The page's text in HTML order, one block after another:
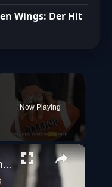
Wings: Der Hit
Now Playing
NFL Pro Bowl Games 2025: Orlando wird erneut zum Mekka der Football-Elite